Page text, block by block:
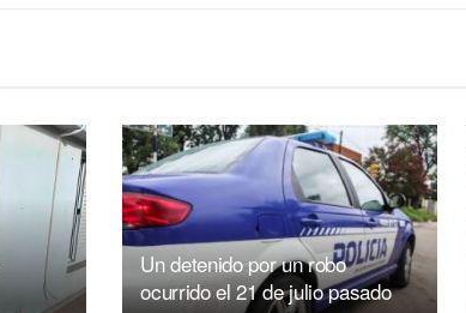
Un detenido por un robo
ocurrido el 21 de julio pasado